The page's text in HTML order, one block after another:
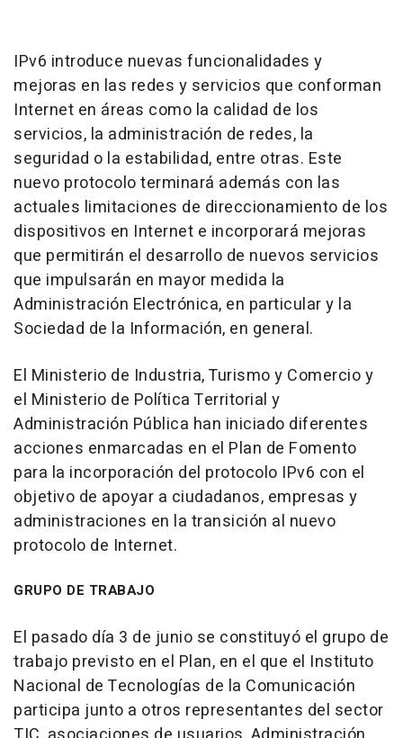
IPv6 introduce nuevas funcionalidades y
mejoras en las redes y servicios que conforman
Internet en áreas como la calidad de los
servicios, la administración de redes, la
seguridad o la estabilidad, entre otras. Este
nuevo protocolo terminará además con las
actuales limitaciones de direccionamiento de los
dispositivos en Internet e incorporará mejoras
que permitirán el desarrollo de nuevos servicios
que impulsarán en mayor medida la
Administración Electrónica, en particular y la
Sociedad de la Información, en general.
El Ministerio de Industria, Turismo y Comercio y
el Ministerio de Política Territorial y
Administración Pública han iniciado diferentes
acciones enmarcadas en el Plan de Fomento
para la incorporación del protocolo IPv6 con el
objetivo de apoyar a ciudadanos, empresas y
administraciones en la transición al nuevo
protocolo de Internet.
GRUPO DE TRABAJO
El pasado día 3 de junio se constituyó el grupo de
trabajo previsto en el Plan, en el que el Instituto
Nacional de Tecnologías de la Comunicación
participa junto a otros representantes del sector